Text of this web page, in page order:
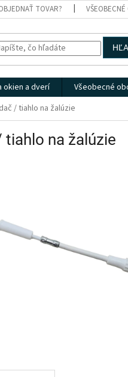
TOVAR?
okien a dverí Všeobecné
/ tiahlo na žalúzie
tiahlo na žalúzie